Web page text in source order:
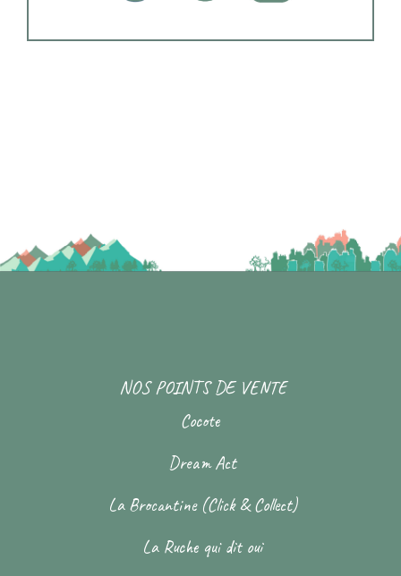
NOS POINTS DE VENTE
Cocote
Dream Act
La Brocantine (Click & Collect)
La Ruche qui dit oui